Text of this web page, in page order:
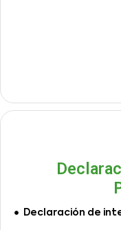
Declaración de